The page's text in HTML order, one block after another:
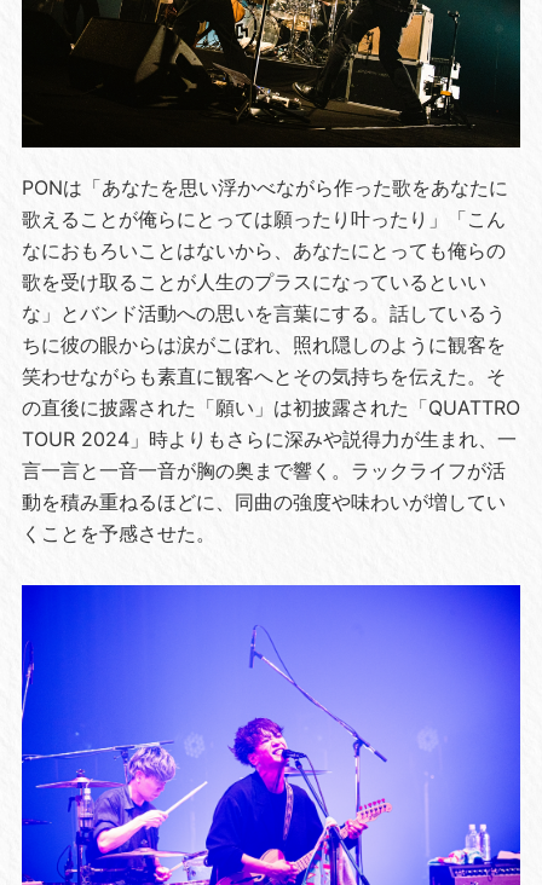
PONは「あなたを思い浮かべながら作った歌をあなたに
歌えることが俺らにとっては願ったり叶ったり」「こん
なにおもろいことはないから、あなたにとっても俺らの
歌を受け取ることが人生のプラスになっているといい
な」とバンド活動への思いを言葉にする。話しているう
ちに彼の眼からは涙がこぼれ、照れ隠しのように観客を
笑わせながらも素直に観客へとその気持ちを伝えた。そ
の直後に披露された「願い」は初披露された「QUATTRO
TOUR 2024」時よりもさらに深みや説得力が生まれ、一
言一言と一音一音が胸の奥まで響く。ラックライフが活
動を積み重ねるほどに、同曲の強度や味わいが増してい
くことを予感させた。